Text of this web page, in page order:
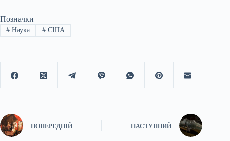
Позначки
#Наука #США
ПОПЕРЕДНІЙ НАСТУПНИЙ